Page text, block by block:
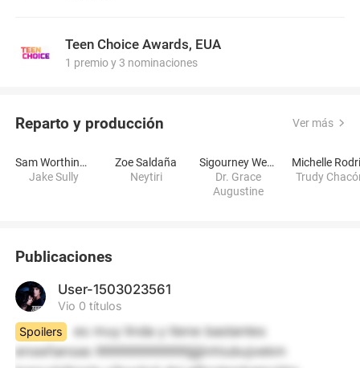
Teen Choice Awards, EUA
1 premio y 3 nominaciones
Reparto y producción Ver más
Sam Worthington
Jake Sully
Zoe Saldaña
Neytiri
Sigourney Weaver
Dr. Grace
Augustine
Trudy
Publicaciones
User-1503023561
Vio 0 títulos
Spoilers
es muy linda y tiene bastantes
enseñansas llllllllllllllllllllllllllllljjjjinhiubujvekm